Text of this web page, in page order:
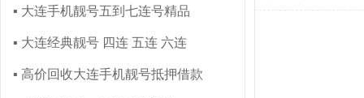
▪ 大连手机靓号五到七连号精品
▪ 大连经典靓号 四连 五连 六连
▪ 高价回收大连手机靓号抵押借款